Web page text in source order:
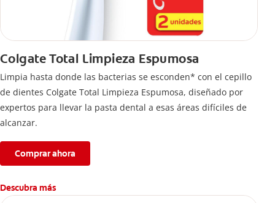
Colgate Total Limpieza Espumosa
Limpia hasta donde las bacterias se esconden* con el cepillo
de dientes Colgate Total Limpieza Espumosa, diseñado por
expertos para llevar la pasta dental a esas áreas difíciles de
alcanzar.
Comprar ahora
Descubra más